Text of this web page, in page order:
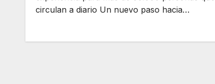
circulan a diario Un nuevo paso hacia…